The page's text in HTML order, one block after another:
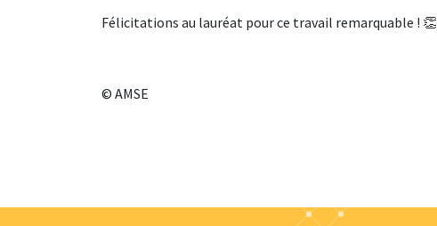
Félicitations au lauréat pour ce travail remarquable ! 👏
© AMSE